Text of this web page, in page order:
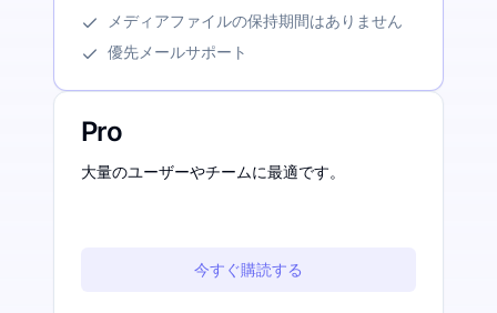
メディアファイルの保持期間はありません
優先メールサポート
Pro
大量のユーザーやチームに最適です。
今すぐ購読する